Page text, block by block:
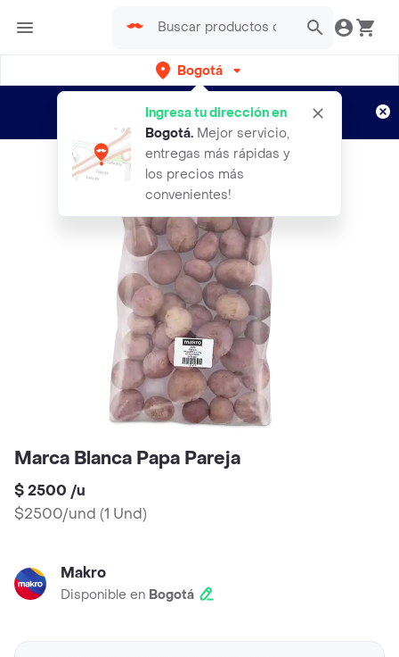
Bogotá
Ingresa tu dirección en
Bogotá. Mejor servicio,
entregas más rápidas y
los precios más
convenientes!
envíos gratis por semanas
Aplican TyC
Marca Blanca Papa Pareja
$ 2500 /u
$2500/und (1 Und)
Makro
Disponible en Bogotá